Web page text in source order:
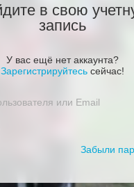
в свою
запись
У вас ещё нет аккаунта?
Зарегистрируйтесь сейчас!
Забыли